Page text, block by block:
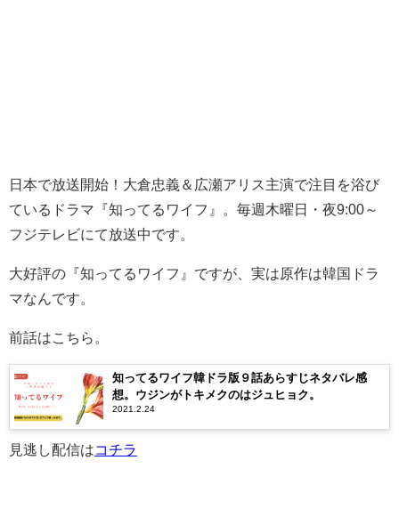
日本で放送開始！大倉忠義＆広瀬アリス主演で注目を浴び
ているドラマ『知ってるワイフ』。毎週木曜日・夜9:00～
フジテレビにて放送中です。
大好評の『知ってるワイフ』ですが、実は原作は韓国ドラ
マなんです。
前話はこちら。
知ってるワイフ韓ドラ版９話あらすじネタバレ感
想。ウジンがトキメクのはジュヒョク。
2021.2.24
見逃し配信はコチラ